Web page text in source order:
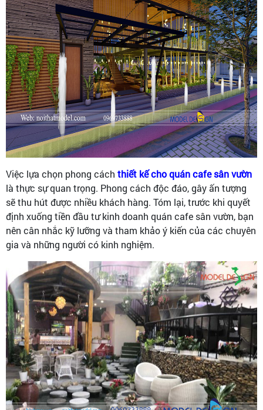
Việc lựa chọn phong cách thiết kế cho quán cafe sân vườn
là thực sự quan trọng. Phong cách độc đáo, gây ấn tượng
sẽ thu hút được nhiều khách hàng. Tóm lại, trước khi quyết
định xuống tiền đầu tư kinh doanh quán cafe sân vườn, bạn
nên cân nhắc kỹ lưỡng và tham khảo ý kiến của các chuyên
gia và những người có kinh nghiệm.